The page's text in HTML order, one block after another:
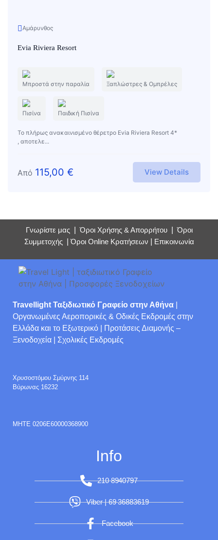
Αμάρυνθος
Evia Riviera Resort
Μπροστά στην παραλία Ξαπλώστρες & Ομπρέλες
Πισίνα Παιδική Πισίνα
Το πλήρως ανακαινισμένο θέρετρο Evia Riviera Resort 4*
, αποτελε...
Από 115,00 € View Details
Γνωρίστε μας|Όροι Χρήσης & Απορρήτου|Όροι
Συμμετοχής
|Όροι Online Κρατήσεων Επικοινωνία
Travellight Ταξιδιωτικό Γραφείο στην Αθήνα
Οργανωμένες Αεροπορικές & Οδικές Εκδρομές στην
Ελλάδα και το Εξωτερικό | Προτάσεις Διαμονής –
Ξενοδοχεία | Σχολικές Εκδρομές
Χρυσοστόμου Σμύρνης 114
Βύρωνας 16232
ΜΗΤΕ 0206E60000368900
Info
210 8940797
Viber | 69 36883619
Facebook